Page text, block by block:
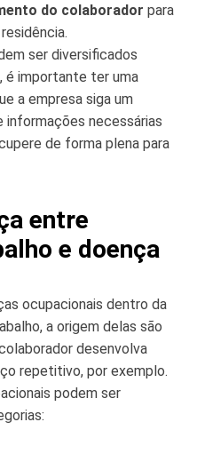
do colaborador para
ser diversificados
é importante ter uma
a empresa siga um
necessárias
de forma plena para
entre
e doença
ocupacionais dentro da
a origem delas são
desenvolva
repetitivo, por exemplo.
podem ser